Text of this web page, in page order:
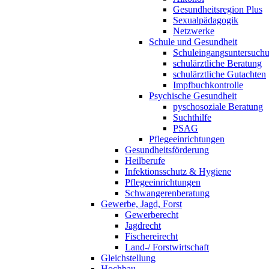
Gesundheitsregion Plus
Sexualpädagogik
Netzwerke
Schule und Gesundheit
schulärztliche Beratung
schulärztliche Gutachten
Impfbuchkontrolle
Psychische Gesundheit
pyschosoziale Beratung
Suchthilfe
PSAG
Pflegeeinrichtungen
Gesundheitsförderung
Heilberufe
Infektionsschutz & Hygiene
Pflegeeinrichtungen
Schwangerenberatung
Gewerbe, Jagd, Forst
Gewerberecht
Jagdrecht
Fischereirecht
Land-/ Forstwirtschaft
Gleichstellung